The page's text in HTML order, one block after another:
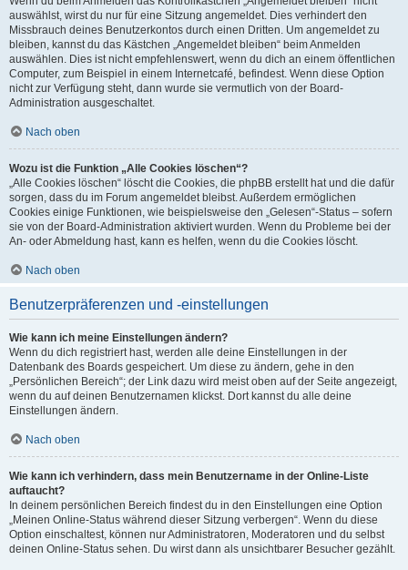
auswählst, wirst du nur für eine Sitzung angemeldet. Dies verhindert den
Missbrauch deines Benutzerkontos durch einen Dritten. Um angemeldet zu
bleiben, kannst du das Kästchen „Angemeldet bleiben“ beim Anmelden
auswählen. Dies ist nicht empfehlenswert, wenn du dich an einem öffentlichen
Computer, zum Beispiel in einem Internetcafé, befindest. Wenn diese Option
nicht zur Verfügung steht, dann wurde sie vermutlich von der Board-
Administration ausgeschaltet.
Nach oben
Wozu ist die Funktion „Alle Cookies löschen“?
„Alle Cookies löschen“ löscht die Cookies, die phpBB erstellt hat und die dafür
sorgen, dass du im Forum angemeldet bleibst. Außerdem ermöglichen
Cookies einige Funktionen, wie beispielsweise den „Gelesen“-Status – sofern
sie von der Board-Administration aktiviert wurden. Wenn du Probleme bei der
An- oder Abmeldung hast, kann es helfen, wenn du die Cookies löscht.
Nach oben
Benutzerpräferenzen und -einstellungen
Wie kann ich meine Einstellungen ändern?
Wenn du dich registriert hast, werden alle deine Einstellungen in der
Datenbank des Boards gespeichert. Um diese zu ändern, gehe in den
„Persönlichen Bereich“; der Link dazu wird meist oben auf der Seite angezeigt,
wenn du auf deinen Benutzernamen klickst. Dort kannst du alle deine
Einstellungen ändern.
Nach oben
Wie kann ich verhindern, dass mein Benutzername in der Online-Liste
auftaucht?
In deinem persönlichen Bereich findest du in den Einstellungen eine Option
„Meinen Online-Status während dieser Sitzung verbergen“. Wenn du diese
Option einschaltest, können nur Administratoren, Moderatoren und du selbst
deinen Online-Status sehen. Du wirst dann als unsichtbarer Besucher gezählt.